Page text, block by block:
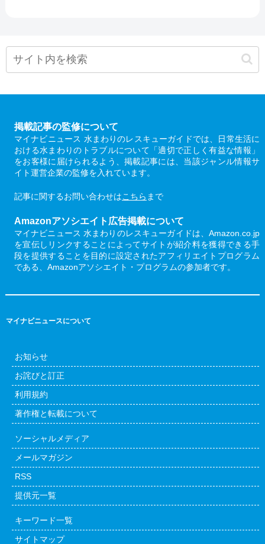
掲載記事の監修について
マイナビニュース 水まわりのレスキューガイドでは、日常生活に
おける水まわりのトラブルについて「適切で正しく有益な情報」
をお客様に届けられるよう、掲載記事には、当該ジャンル情報サ
イト運営企業の監修を入れています。
記事に関するお問い合わせはこちら まで
Amazonアソシエイト広告掲載について
マイナビニュース 水まわりのレスキューガイドは、Amazon.co.jp
を宣伝しリンクすることによってサイトが紹介料を獲得できる手
段を提供することを目的に設定されたアフィリエイトプログラム
である、Amazonアソシエイト・プログラムの参加者です。
マイナビニュースについて
お知らせ
お詫びと訂正
利用規約
著作権と転載について
ソーシャルメディア
メールマガジン
RSS
提供元一覧
キーワード一覧
サイトマップ